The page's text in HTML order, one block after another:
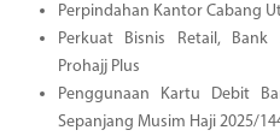
Perpindahan Kantor Cabang
Perkuat Bisnis Retail, Bank
Prohajj Plus
Penggunaan Kartu Debit
Sepanjang Musim Haji 2025/